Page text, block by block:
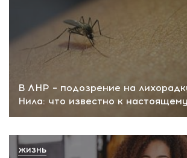
В ЛНР – подозрение на
Нила: что известно к
ЖИЗНЬ